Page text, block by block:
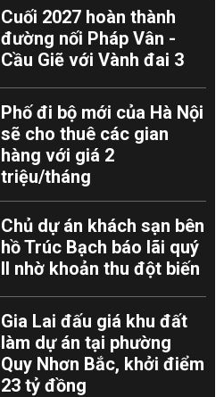
Cuối 2027 hoàn thành
đường nối Pháp Vân -
Cầu Giẽ với Vành đai 3
Phố đi bộ mới của Hà Nội
sẽ cho thuê các gian
hàng với giá 2
triệu/tháng
Chủ dự án khách sạn bên
hồ Trúc Bạch báo lãi quý
II nhờ khoản thu đột biến
Gia Lai đấu giá khu đất
làm dự án tại phường
Quy Nhơn Bắc, khởi điểm
23 tỷ đồng